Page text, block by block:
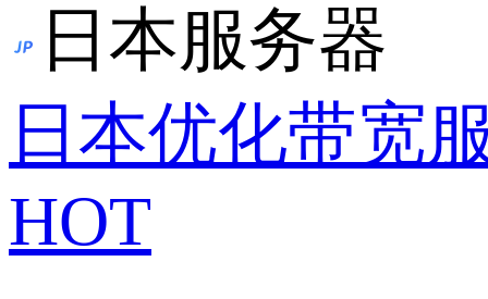
日本服务器
日本优化带宽
HOT